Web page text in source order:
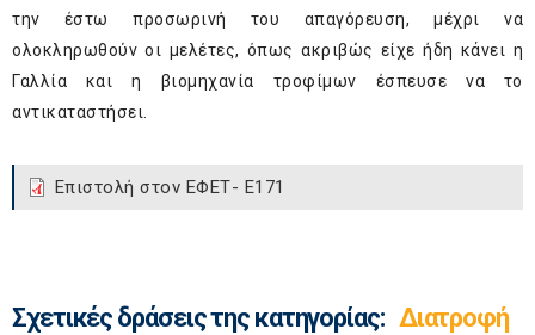
την έστω προσωρινή του απαγόρευση, μέχρι να
ολοκληρωθούν οι μελέτες, όπως ακριβώς είχε ήδη κάνει η
Γαλλία και η βιομηχανία τροφίμων έσπευσε να το
αντικαταστήσει.
Επιστολή στον ΕΦΕΤ- Ε171
Σχετικές δράσεις της κατηγορίας: Διατροφή